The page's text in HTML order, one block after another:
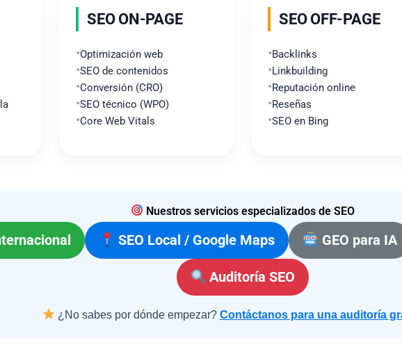
SEO ON-PAGE
Optimización web
SEO de contenidos
Conversión (CRO)
SEO técnico (WPO)
Core Web Vitals
SEO OFF-PAGE
Backlinks
Linkbuilding
Reputación online
Reseñas
SEO en Bing
Nuestros servicios especializados de SEO
SEO Local / Google Maps GEO para IA
Auditoría SEO
¿No sabes por dónde empezar? Contáctanos para una auditoría